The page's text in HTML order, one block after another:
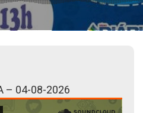
– 04-08-2026